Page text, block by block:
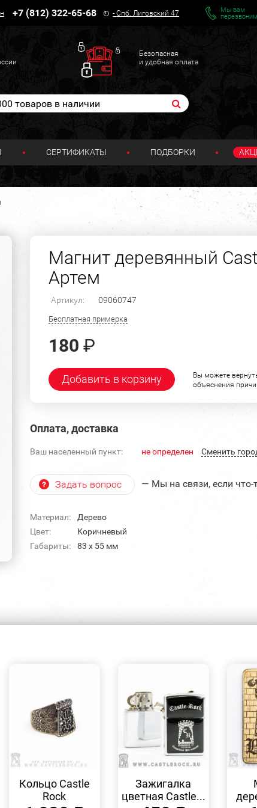
+7 (812) 322-65-68 -Спб. Лиговский 47
Мы вам
перезвоним
Безопасная
и удобная оплата
СЕРТИФИКАТЫ ПОДБОРКИ
Магнит деревянный
Артем
Артикул: 09060747
Бесплатная примерка
180 ₽
Добавить в корзину
Вы можете
объяснения
Оплата, доставка
Ваш населенный пункт: не определен Cменить
Задать вопрос — Мы на связи, если что-
Материал:
Дерево
Цвет:
Коричневый
Габариты:
83 х 55 мм
ПРОСМОТР
Кольцо Castle
Rock
Зажигалка
цветная Castle...